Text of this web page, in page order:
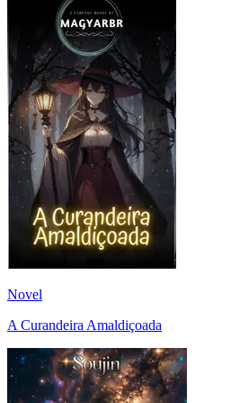
Novel
A Curandeira Amaldiçoada